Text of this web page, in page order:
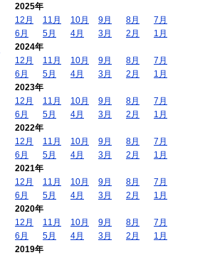
2025年
12月
11月 10月 9月 8月
7月
6月
5月 4月 3月 2月
1月
2024年
12月
11月 10月 9月 8月
7月
6月
5月 4月 3月 2月
1月
2023年
12月
11月 10月 9月 8月
7月
6月
5月 4月 3月 2月
1月
2022年
12月
11月 10月 9月 8月
7月
6月
5月 4月 3月 2月
1月
2021年
12月
11月 10月 9月 8月
7月
6月
5月 4月 3月 2月
1月
2020年
12月
11月 10月 9月 8月
7月
6月
5月 4月 3月 2月
1月
2019年